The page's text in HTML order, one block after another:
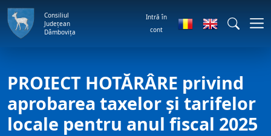
Consiliul
Județean
Dâmbovița
Intră în
cont
PROIECT HOTĂRÂRE privind
aprobarea taxelor şi tarifelor
locale pentru anul fiscal 2025